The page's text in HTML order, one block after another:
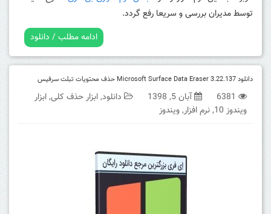
توسط مدیران بررسی و سریعا رفع گردد.
ادامه مطلب / دانلود
دانلود Microsoft Surface Data Eraser 3.22.137 حذف محتویات تبلت سرفیس
6381 آبان 5, 1398 دانلود,ابزار حذف کلی,ابزار
ویندوز 10
,نرم افزار,ویندوز